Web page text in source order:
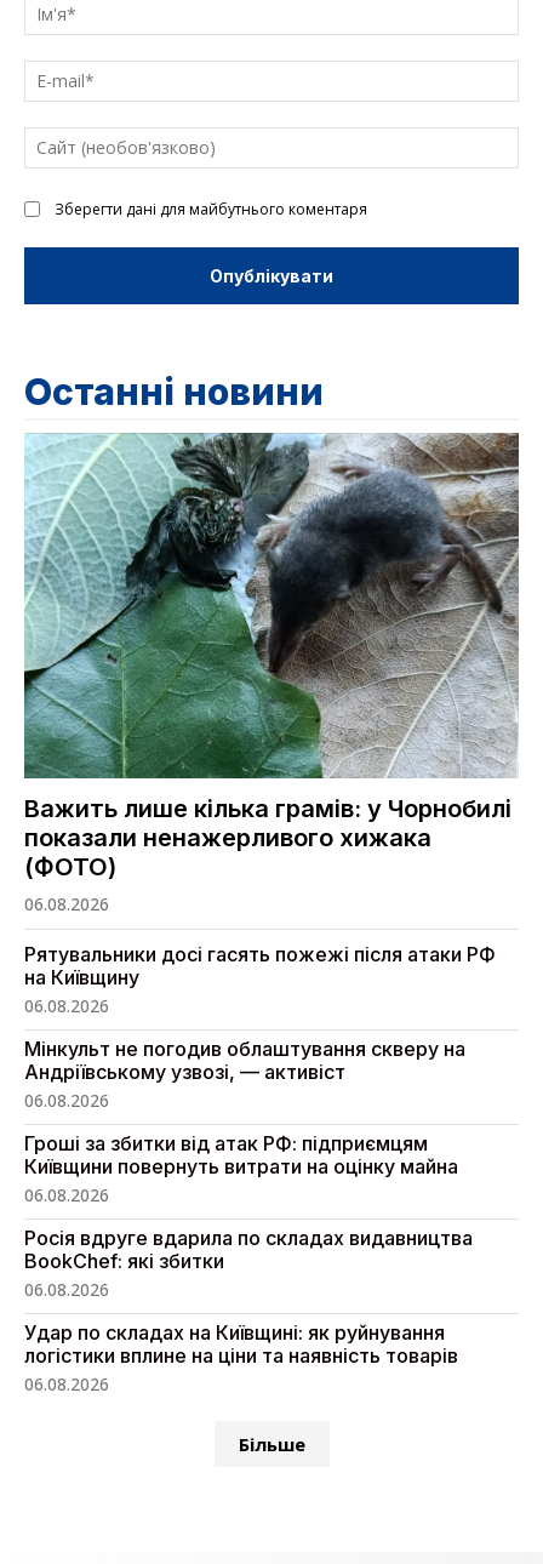
текст
Зберегти дані для майбутнього коментаря
Останні новини
Важить лише кілька грамів: у Чорнобилі
показали ненажерливого хижака
(ФОТО)
06.08.2026
Рятувальники досі гасять пожежі після атаки РФ
на Київщину
06.08.2026
Мінкульт не погодив облаштування скверу на
Андріївському узвозі, — активіст
06.08.2026
Гроші за збитки від атак РФ: підприємцям
Київщини повернуть витрати на оцінку майна
06.08.2026
Росія вдруге вдарила по складах видавництва
BookChef: які збитки
06.08.2026
Удар по складах на Київщині: як руйнування
логістики вплине на ціни та наявність товарів
06.08.2026
Більше